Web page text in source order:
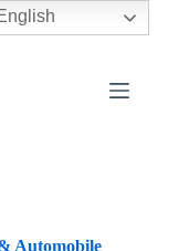
Automobile